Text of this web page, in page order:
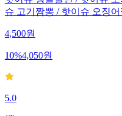
핫이슈 탱글쫄면 / 핫이슈
슈 고기짬뽕 / 핫이슈 오징
4,500원
10%4,050원
5.0